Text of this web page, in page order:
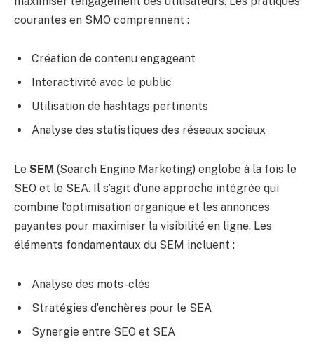
courantes en SMO comprennent :
Création de contenu engageant
Interactivité avec le public
Utilisation de hashtags pertinents
Analyse des statistiques des réseaux sociaux
Le SEM (Search Engine Marketing) englobe à la fois le
SEO et le SEA. Il s’agit d’une approche intégrée qui
combine l’optimisation organique et les annonces
payantes pour maximiser la visibilité en ligne. Les
éléments fondamentaux du SEM incluent :
Analyse des mots-clés
Stratégies d’enchères pour le SEA
Synergie entre SEO et SEA